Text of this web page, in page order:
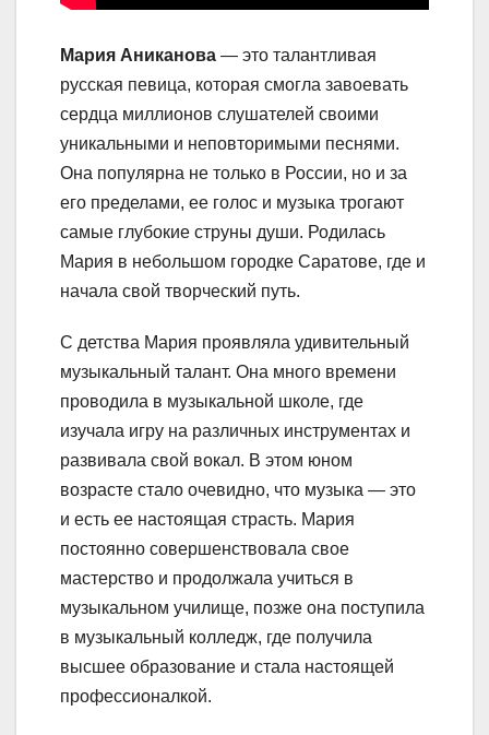
Мария Аниканова — это талантливая
русская певица, которая смогла завоевать
сердца миллионов слушателей своими
уникальными и неповторимыми песнями.
Она популярна не только в России, но и за
его пределами, ее голос и музыка трогают
самые глубокие струны души. Родилась
Мария в небольшом городке Саратове, где и
начала свой творческий путь.
С детства Мария проявляла удивительный
музыкальный талант. Она много времени
проводила в музыкальной школе, где
изучала игру на различных инструментах и
развивала свой вокал. В этом юном
возрасте стало очевидно, что музыка — это
и есть ее настоящая страсть. Мария
постоянно совершенствовала свое
мастерство и продолжала учиться в
музыкальном училище, позже она поступила
в музыкальный колледж, где получила
высшее образование и стала настоящей
профессионалкой.